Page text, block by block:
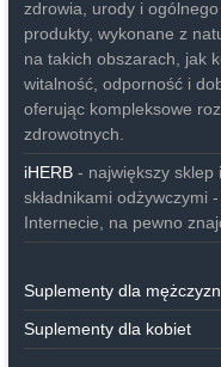
zdrowia, urody i
produkty, wykonane z
na takich obszarach, jak
witalność, odporność i
oferując kompleksowe
zdrowotnych.
iHERB- największy sklep
składnikami odżywczymi
Internecie, na pewno
Suplementy dla mężczyzn
Suplementy dla kobiet